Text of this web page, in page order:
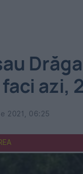
azi,
2021, 06:25